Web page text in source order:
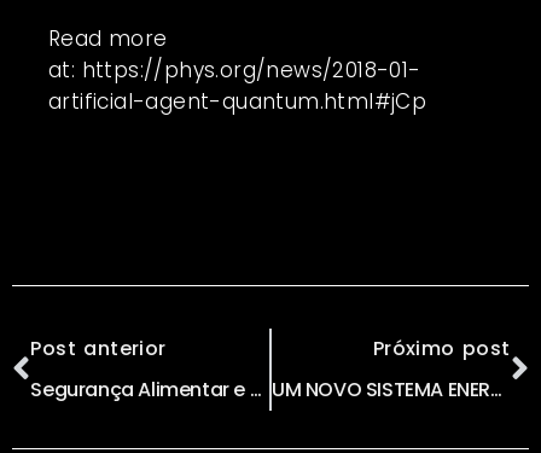
Read more
at: https://phys.org/news/2018-01-
artificial-agent-quantum.html#jCp
Post anterior
Segurança Alimentar e Blockchain
Próximo post
UM NOVO SISTEMA ENERGÉTICO PARA O NOVO HUMANO por VANESSA QUEIROZ